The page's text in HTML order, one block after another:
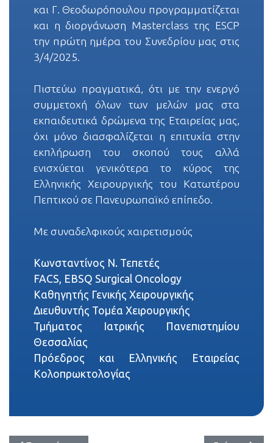
και Γ. Θεοδωρόπουλου προγραμματίζεται
και η διοργάνωση Masterclass της ESCP
την πρώτη ημέρα του Συνεδρίου μας στις
3/4/2025.
Πιστεύω πραγματικά, ότι με την ενεργό
συμμετοχή όλων των μελών μας στα
εκπαιδευτικά δρώμενα της Eταιρείας μας,
όχι μόνο διασφαλίζεται η επιτυχία στην
εκπλήρωση του σκοπού τους αλλά
ενισχύεται γενικότερα το κύρος της
Ελληνικής Χειρουργικής του Κατωτέρου
Πεπτικού σε Πανευρωπαϊκό επίπεδο.
Με συναδελφικούς χαιρετισμούς
Κωνσταντίνος Ν. Τεπετές
FACS, EBSQ Surgical Oncology
Καθηγητής Γενικής Χειρουργικής
Διευθυντής Τομέα Χειρουργικής
Τμήματος Ιατρικής Πανεπιστημίου
Θεσσαλίας
Πρόεδρος και Ελληνικής Εταιρείας
Κολοπρωκτολογίας